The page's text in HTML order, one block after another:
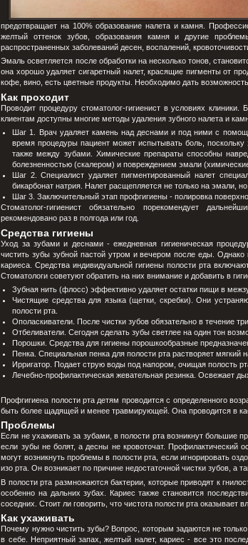
предотвращает на 100% образование налета и камня.
желтый оттенок зубов, образования камня и другие
распространенных заболеваний десен, воспалений,
Эмаль осветляется после обработки на несколько тонов,
она хорошо удаляет сигаретный налет, красящие пигменты от
кофе, вино, есть цветные продукты. Необходимо дать
Как проходит
Проводит процедуру стоматолог-гигиенист в условиях
клиентам доступны многие методы удаления зубного налета и
Шаг 1. Врач удаляет камень над деснами и под ними с
время процедуры пациент может испытывать боль,
также между зубами. Химические препараты способны
болезненностью (скалером) и повреждением эмали
Шаг 2. Специалист удаляет пигментированный налет
бикарбонат натрия. Налет расщепляется не только на эмали,
Шаг 3. Заключительный этап профгигиены - полировка
Стоматолог-гигиенист обязательно порекомендует
рекомендовано раз в полгода или год.
Средства гигиены
Уход за зубами и деснами - ежедневная гигиеническая
чистить зубы зубной пастой утром и вечером после еды.
кариеса. Средства индивидуальной гигиены полости рта
Стоматологи советуют обратить на них внимание и добавить в
Зубная нить (флосс) эффективно удаляет остатки пищи в
Чистящие средства для языка (щетки, скребки). Они
полости рта.
Ополаскиватели. После чистки зубов обязательно в течение
Отбеливатели. Сегодня сделать зубы светлее на один тон
Порошки. Средства для гигиены порошкообразные
Пенка. Специальная пенка для полости рта растворяет
Ирригатор. Подает струю воды под напором, очищая полость
Лечебно-профилактическая жевательная резинка. Освежает
Профгигиена полости рта детям проводится с определенного
быть более щадящей и менее травмирующей. Она проводится в
Проблемы
Если не ухаживать за зубами, в полости рта возникнут большие
если зубы не болят, а десны не кровоточат. Профилактический
могут возникнуть проблемы в полости рта, если игнорировать
изо рта. Он возникает по причине недостаточной чистки зубов, а
В полости рта размножаются бактерии, которые приводят к
особенно на дальних зубах. Кариес также становится
соседних. Стоит ли говорить, что чистота полости рта оказывает
Как ухаживать
Почему нужно чистить зубы? Вопрос, которым задаются не
в себе. Неприятный запах, желтый налет, кариес - все это